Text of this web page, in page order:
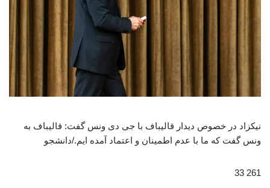
نیکزاد در خصوص دیدار قالیباف با جی دی ونس گفت: قالیباف به
ونس گفت که ما با عدم اطمینان و اعتماد آمده ایم./دانشجو
261 33